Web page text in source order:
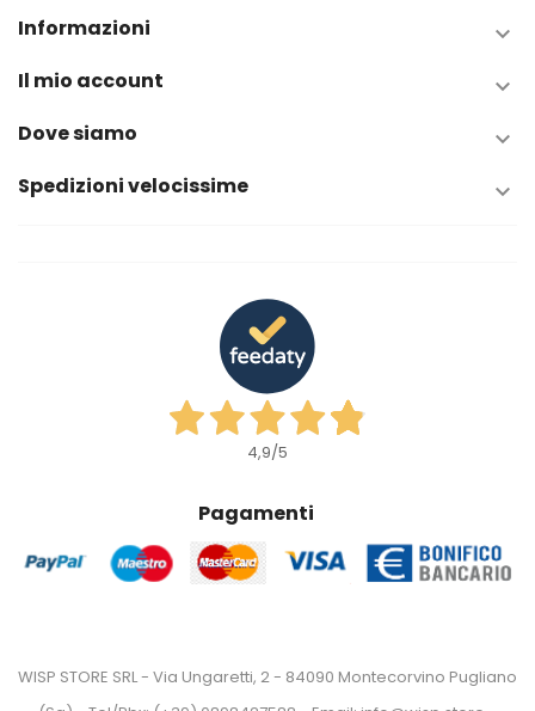
Informazioni 
Il mio account 
Dove siamo 
Spedizioni velocissime 
4,9/5
Pagamenti
WISP STORE SRL - Via Ungaretti, 2 - 84090 Montecorvino Pugliano